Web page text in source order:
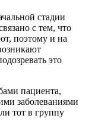
стадии
с тем, что
поэтому и на
это
пациента,
заболеваниями
тот в группу